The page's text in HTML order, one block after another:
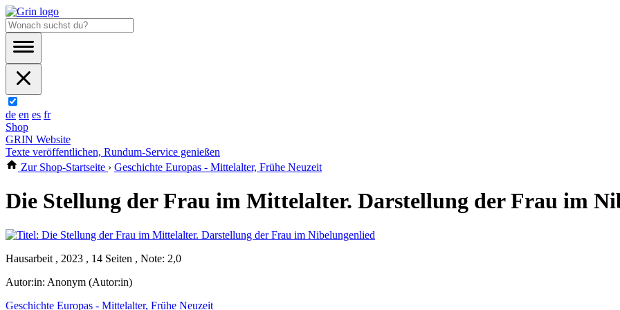
de en es fr
Shop
GRIN Website
Texte veröffentlichen, Rundum-Service genießen
Zur Shop-Startseite › Geschichte Europas - Mittelalter, Frühe Neuzeit
Die Stellung der Frau im Mittelalter. Darstellung der Frau im
Hausarbeit , 2023 , 14 Seiten , Note: 2,0
Autor:in: Anonym (Autor:in)
Geschichte Europas - Mittelalter, Frühe Neuzeit